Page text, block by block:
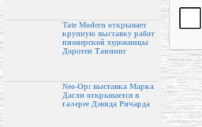
Tate Modern открывает
крупную выставку работ
пионерской художницы
Доротеи Таннинг
Neo-Op: выставка Марка
Дагли открывается в
галерее Дэвида Ричарда